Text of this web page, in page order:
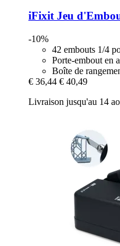
iFixitJeu
-10%
42 embouts 1/4
Porte-embout en
Boîte de
€ 36,44 € 40,49
Livraison jusqu'au 14